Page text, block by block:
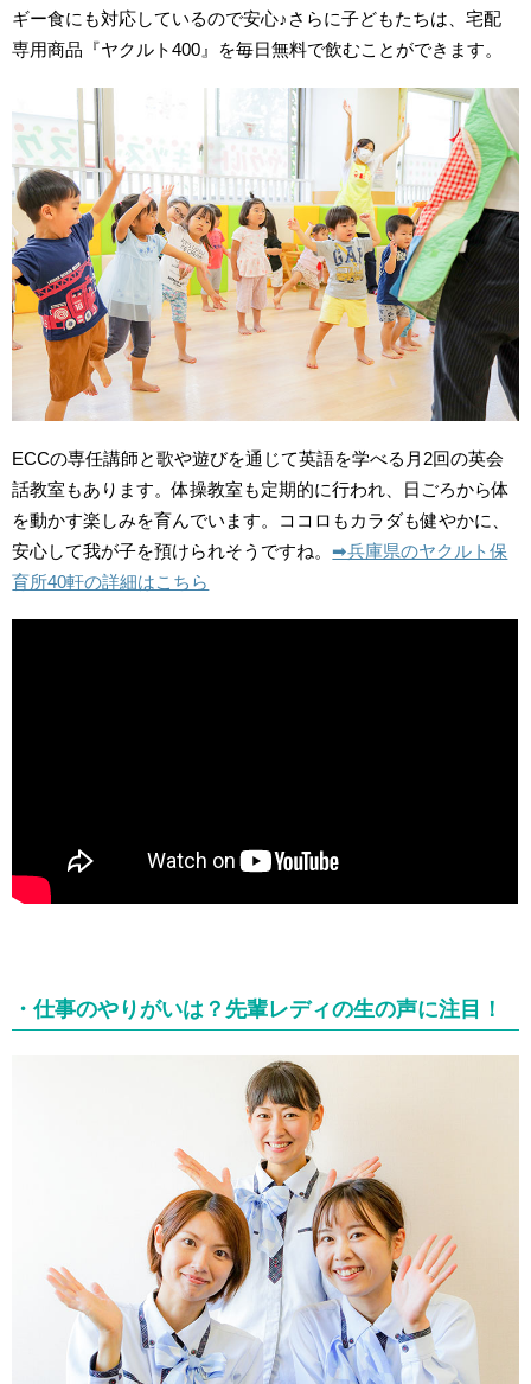
ギー食にも対応しているので安心♪さらに子どもたちは、宅配
専用商品『ヤクルト400』を毎日無料で飲むことができます。
ECCの専任講師と歌や遊びを通じて英語を学べる月2回の英会
話教室もあります。体操教室も定期的に行われ、日ごろから体
を動かす楽しみを育んでいます。ココロもカラダも健やかに、
安心して我が子を預けられそうですね。➡︎兵庫県のヤクルト保
育所40軒の詳細はこちら
・仕事のやりがいは？ 先輩レディの生の声に注目！